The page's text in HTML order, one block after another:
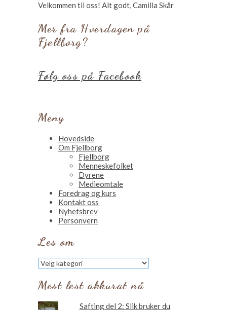
Velkommen til oss! Alt godt, Camilla Skår
Mer fra Hverdagen på
Fjellborg?
Følg oss på Facebook
Meny
Hovedside
Om Fjellborg
Fjellborg
Menneskefolket
Dyrene
Medieomtale
Foredrag og kurs
Kontakt oss
Nyhetsbrev
Personvern
Les om
Les
om
Mest lest akkurat nå
Safting del 2: Slik bruker du